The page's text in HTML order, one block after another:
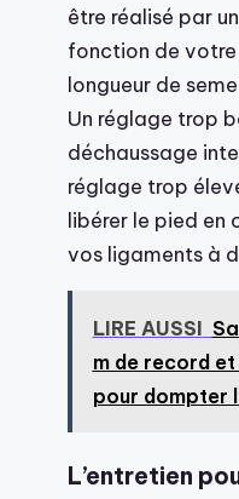
être réalisé par
fonction de
longueur de
Un réglage trop
déchaussage
réglage trop
libérer le pied en
vos ligaments à
LIRE AUSSI
m de record
pour dompter
L’entretien